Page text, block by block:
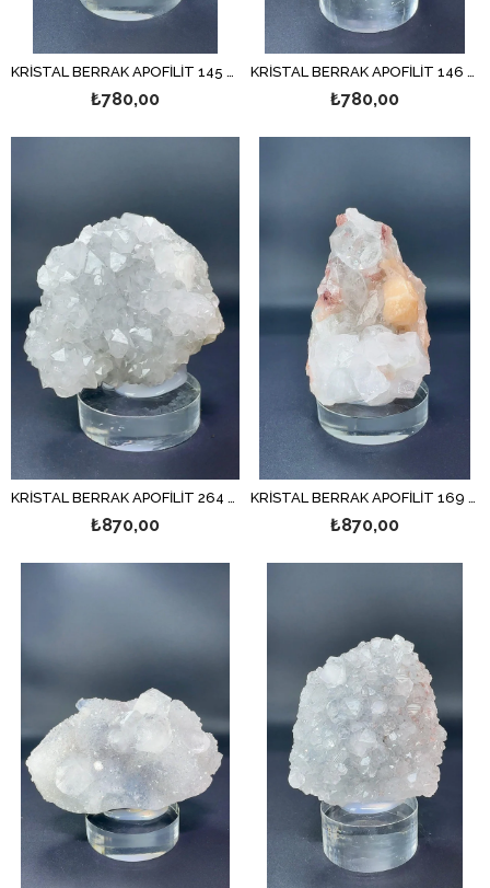
₺780,00 ₺780,00
KRİSTAL BERRAK APOFİLİT 264 GR.
₺870,00
KRİSTAL BERRAK APOFİLİT 169 GR.
₺870,00